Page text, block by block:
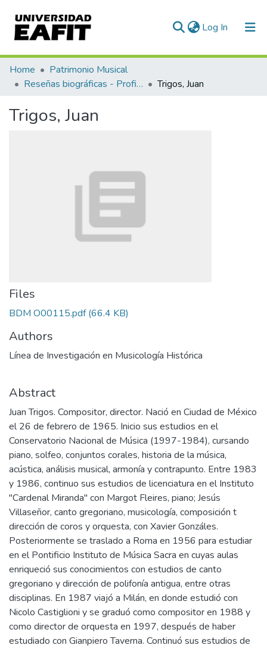
Log In (current)
Communities & Collections
All of DSpace
Statistics
Home
Patrimonio Musical
Reseñas biográficas - Profiles
Trigos, Juan
Trigos, Juan
Files
BDM O00115.pdf(66.4 KB)
Authors
Línea de Investigación en Musicología Histórica
Abstract
Juan Trigos. Compositor, director. Nació en Ciudad de México
el 26 de febrero de 1965. Inicio sus estudios en el
Conservatorio Nacional de Música (1997-1984), cursando
piano, solfeo, conjuntos corales, historia de la música,
acústica, análisis musical, armonía y contrapunto. Entre 1983
y 1986, continuo sus estudios de licenciatura en el Instituto
"Cardenal Miranda" con Margot Fleires, piano; Jesús
Villaseñor, canto gregoriano, musicología, composición t
dirección de coros y orquesta, con Xavier Gonzáles.
Posteriormente se traslado a Roma en 1956 para estudiar
en el Pontificio Instituto de Música Sacra en cuyas aulas
enriqueció sus conocimientos con estudios de canto
gregoriano y dirección de polifonía antigua, entre otras
disciplinas. En 1987 viajó a Milán, en donde estudió con
Nicolo Castiglioni y se graduó como compositor en 1988 y
como director de orquesta en 1997, después de haber
estudiado con Gianpiero Taverna. Continuó sus estudios de